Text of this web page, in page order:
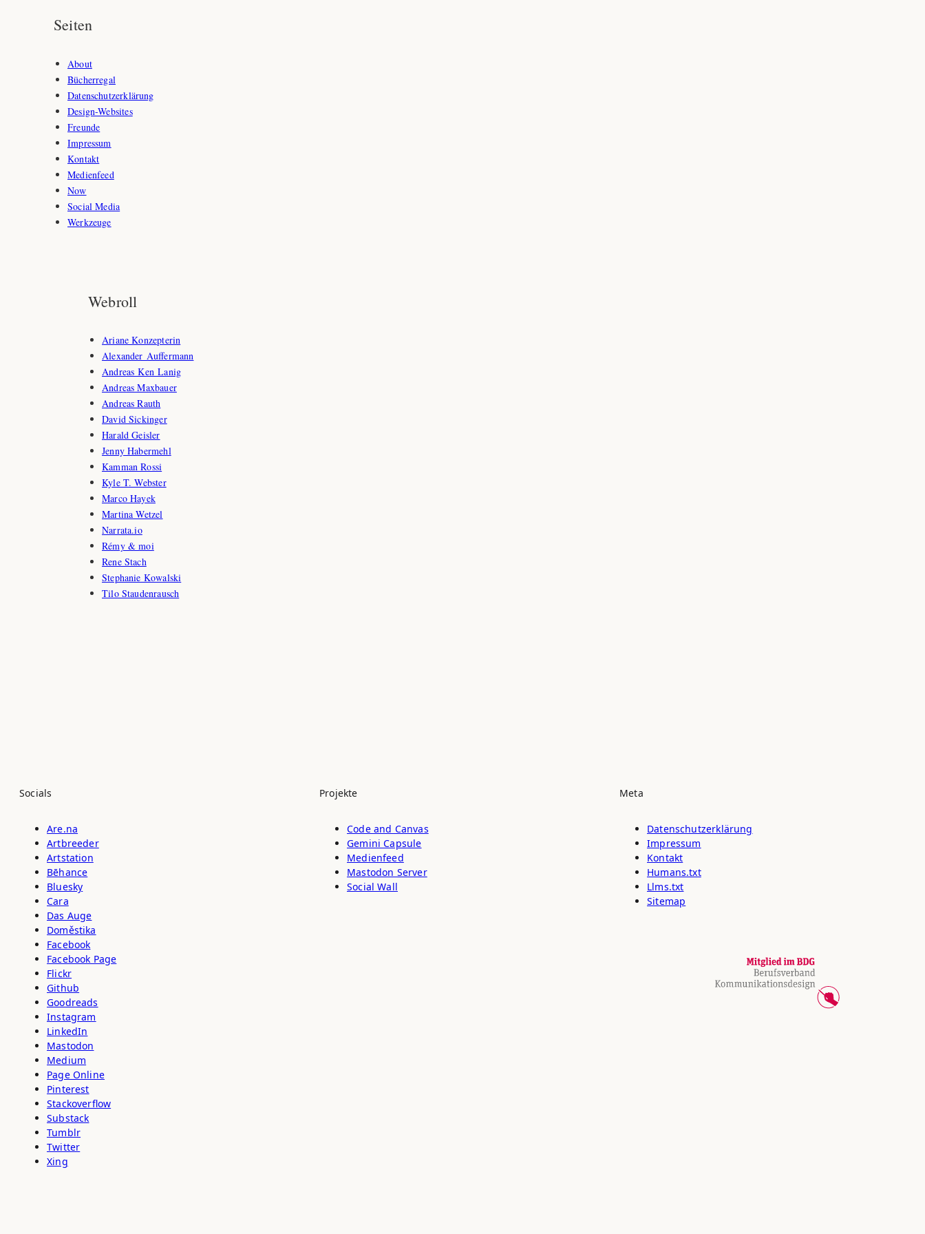
Seiten
About
Bücherregal
Datenschutzerklärung
Design-Websites
Freunde
Impressum
Kontakt
Medienfeed
Now
Social Media
Werkzeuge
Webroll
Ariane Konzepterin
Alexander Auffermann
Andreas Ken Lanig
Andreas Maxbauer
Andreas Rauth
David Sickinger
Harald Geisler
Jenny Habermehl
Kamman Rossi
Kyle T. Webster
Marco Hayek
Martina Wetzel
Narrata.io
Rémy & moi
Rene Stach
Stephanie Kowalski
Tilo Staudenrausch
Socials
Are.na
Artbreeder
Artstation
Bēhance
Bluesky
Cara
Das Auge
Doměstika
Facebook
Facebook Page
Flickr
Github
Goodreads
Instagram
LinkedIn
Mastodon
Medium
Page Online
Pinterest
Stackoverflow
Substack
Tumblr
Twitter
Xing
Projekte
Code and Canvas
Gemini Capsule
Medienfeed
Mastodon Server
Social Wall
Meta
Datenschutz­erklärung
Impressum
Kontakt
Humans.txt
Llms.txt
Sitemap